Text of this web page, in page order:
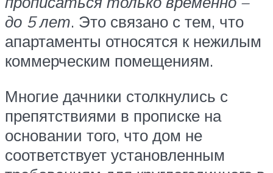
до 5 лет. Это связано с тем, что
апартаменты относятся к нежилым
коммерческим помещениям.
Многие дачники столкнулись с
препятствиями в прописке на
основании того, что дом не
соответствует установленным